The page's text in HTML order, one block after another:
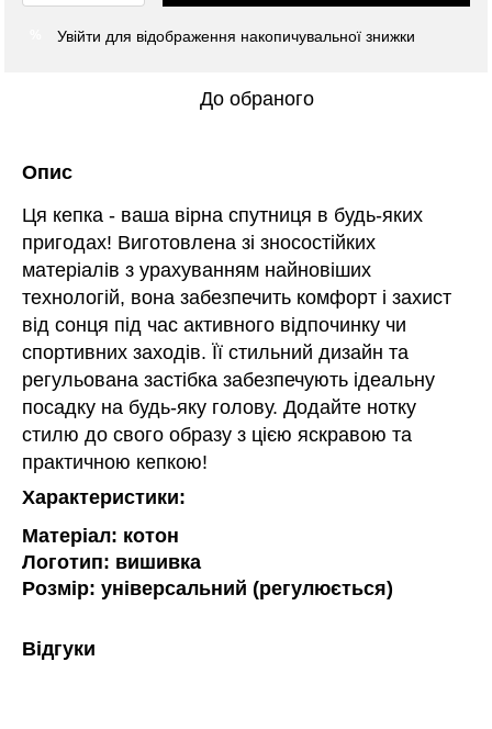
Увійти для відображення накопичувальної знижки
До обраного
Опис
Ця кепка - ваша вірна спутниця в будь-яких
пригодах! Виготовлена зі зносостійких
матеріалів з урахуванням найновіших
технологій, вона забезпечить комфорт і захист
від сонця під час активного відпочинку чи
спортивних заходів. Її стильний дизайн та
регульована застібка забезпечують ідеальну
посадку на будь-яку голову. Додайте нотку
стилю до свого образу з цією яскравою та
практичною кепкою!
Характеристики:
Матеріал: котон
Логотип: вишивка
Розмір: універсальний (регулюється)
Відгуки